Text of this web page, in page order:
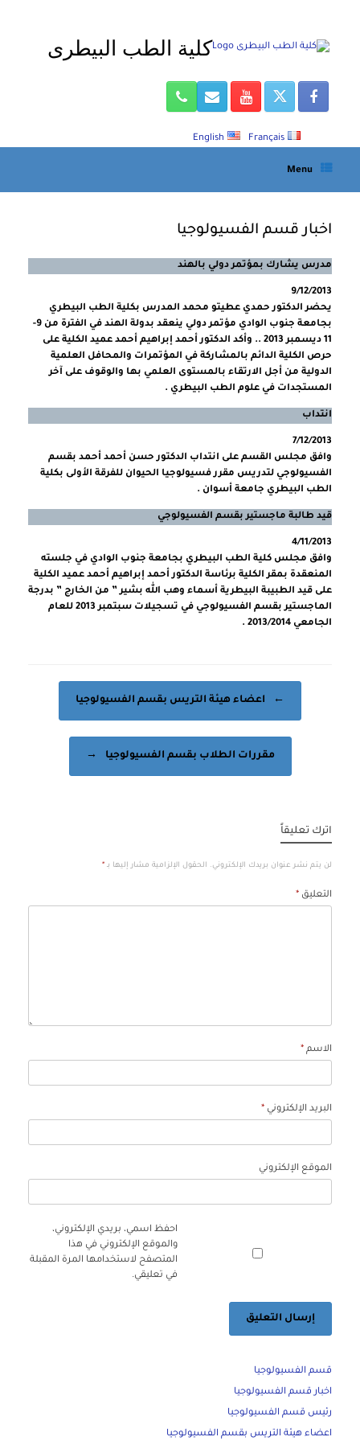
كلية الطب البيطرى
English Français
Menu
اخبار قسم الفسيولوجيا
مدرس يشارك بمؤتمر دولي بالهند
9/12/2013
يحضر الدكتور حمدي عطيتو محمد المدرس بكلية الطب البيطري
بجامعة جنوب الوادي مؤتمر دولي ينعقد بدولة الهند في الفترة من 9-
11 ديسمبر 2013 .. وأكد الدكتور أحمد إبراهيم أحمد عميد الكلية على
حرص الكلية الدائم بالمشاركة في المؤتمرات والمحافل العلمية
الدولية من أجل الارتقاء بالمستوى العلمي بها والوقوف على آخر
المستجدات في علوم الطب البيطري .
انتداب
7/12/2013
وافق مجلس القسم على انتداب الدكتور حسن أحمد أحمد بقسم
الفسيولوجي لتدريس مقرر فسيولوجيا الحيوان للفرقة الأولى بكلية
الطب البيطري جامعة أسوان .
قيد طالبة ماجستير بقسم الفسيولوجي
4/11/2013
وافق مجلس كلية الطب البيطري بجامعة جنوب الوادي في جلسته
المنعقدة بمقر الكلية برئاسة الدكتور أحمد إبراهيم أحمد عميد الكلية
على قيد الطبيبة البيطرية أسماء وهب الله بشير ” من الخارج ” بدرجة
الماجستير بقسم الفسيولوجي في تسجيلات سبتمبر 2013 للعام
الجامعي 2013/2014 .
← اعضاء هيئة التريس بقسم الفسيولوجيا
مقررات الطلاب بقسم الفسيولوجيا →
اترك تعليقاً
لن يتم نشر عنوان بريدك الإلكتروني. الحقول الإلزامية مشار إليها بـ *
التعليق *
الاسم *
البريد الإلكتروني *
الموقع الإلكتروني
احفظ اسمي، بريدي الإلكتروني،
والموقع الإلكتروني في هذا
المتصفح لاستخدامها المرة المقبلة
في تعليقي.
قسم الفسيولوجيا
اخبار قسم الفسيولوجيا
رئيس قسم الفسيولوجيا
اعضاء هيئة التريس بقسم الفسيولوجيا